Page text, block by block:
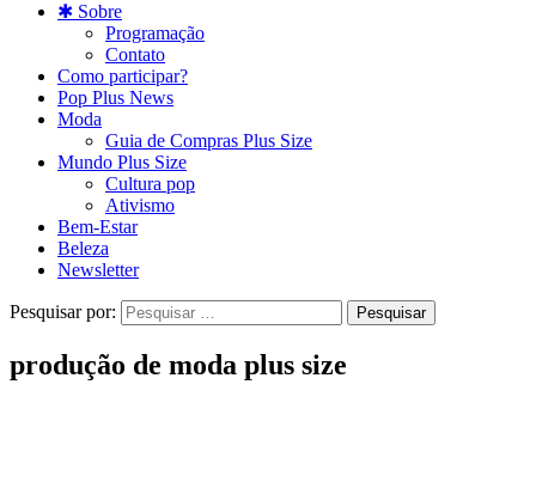
✱ Sobre
Programação
Contato
Como participar?
Pop Plus News
Moda
Guia de Compras Plus Size
Mundo Plus Size
Cultura pop
Ativismo
Bem-Estar
Beleza
Newsletter
Pesquisar por:
produção de moda plus size